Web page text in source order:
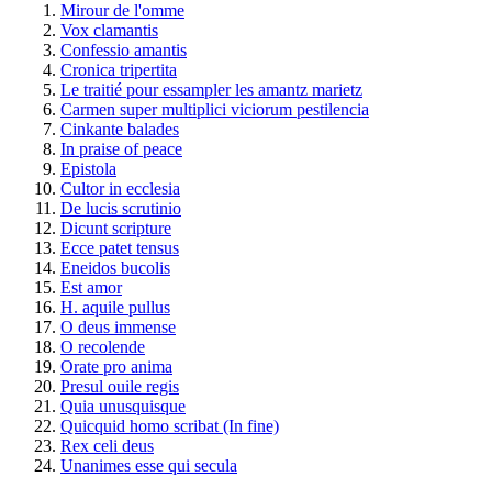
Mirour de l'omme
Vox clamantis
Confessio amantis
Cronica tripertita
Le traitié pour essampler les amantz marietz
Carmen super multiplici viciorum pestilencia
Cinkante balades
In praise of peace
Epistola
Cultor in ecclesia
De lucis scrutinio
Dicunt scripture
Ecce patet tensus
Eneidos bucolis
Est amor
H. aquile pullus
O deus immense
O recolende
Orate pro anima
Presul ouile regis
Quia unusquisque
Quicquid homo scribat (In fine)
Rex celi deus
Unanimes esse qui secula